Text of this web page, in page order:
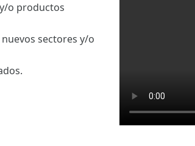
o productos
sectores y/o